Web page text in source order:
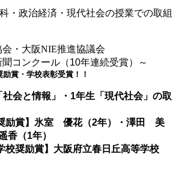
・政治経済・現代社会の授業での取組
・大阪NIE推進協議会
コンクール（10年連続受賞）～
賞・学校表彰受賞！！
会と情報」・1年生「現代社会」の取
励賞】氷室 優花（2年）・澤田 美
（1年）
校奨励賞】大阪府立春日丘高等学校